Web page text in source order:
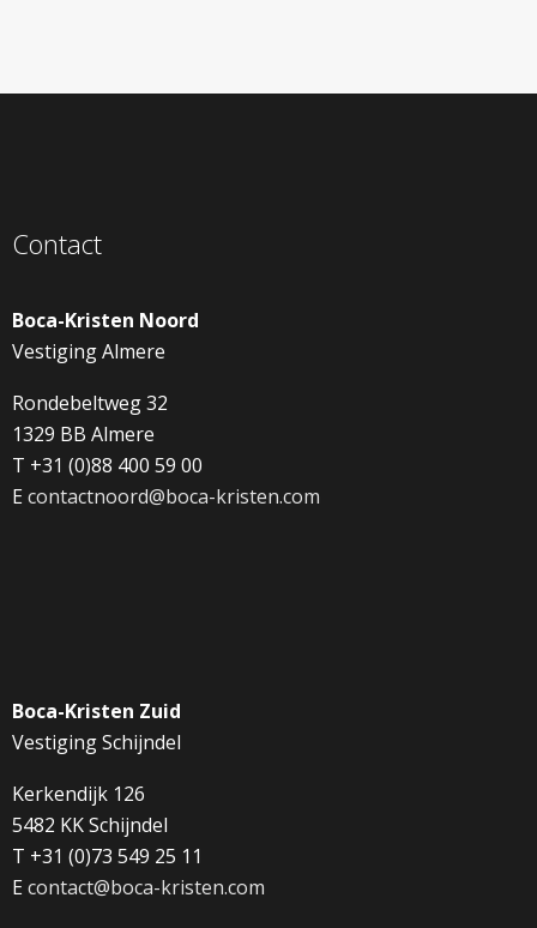
Contact
Boca-Kristen Noord
Vestiging Almere
Rondebeltweg 32
1329 BB Almere
T +31 (0)88 400 59 00
Econtactnoord@boca-kristen.com
Boca-Kristen Zuid
Vestiging Schijndel
Kerkendijk 126
5482 KK Schijndel
T +31 (0)73 549 25 11
Econtact@boca-kristen.com